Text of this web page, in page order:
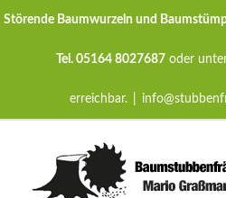
Störende Baumwurzeln und
Tel. 05164 8027687 oder
erreichbar.